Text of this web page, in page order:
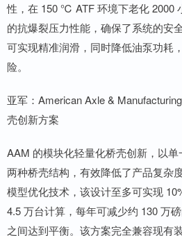
性，在 150 ℃ ATF 环境下老化 2000
的抗爆裂压力性能，确保了系统的安
可实现精准润滑，同时降低油泵功耗
险。
亚军：American Axle &
壳创新方案
AAM 的模块化轻量化桥壳创新，以
两种桥壳结构，有效降低了产品复杂
模型优化技术，该设计至多可实现
4.5 万台计算，每年可减少约 130 万
之间达到平衡。该方案完全兼容现有